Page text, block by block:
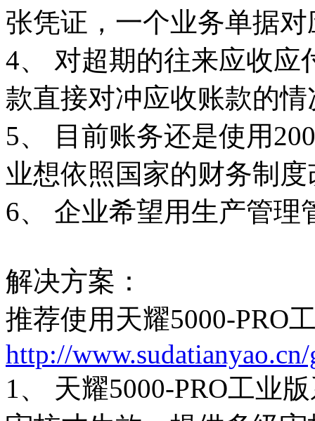
张凭证，一个业务单据
4、 对超期的往来应收应
款直接对冲应收账款的情
5、 目前账务还是使用
业想依照国家的财务制
6、 企业希望用生产管理
解决方案：
推荐使用天耀5000-PRO
http://
1、 天耀5000-PRO工业